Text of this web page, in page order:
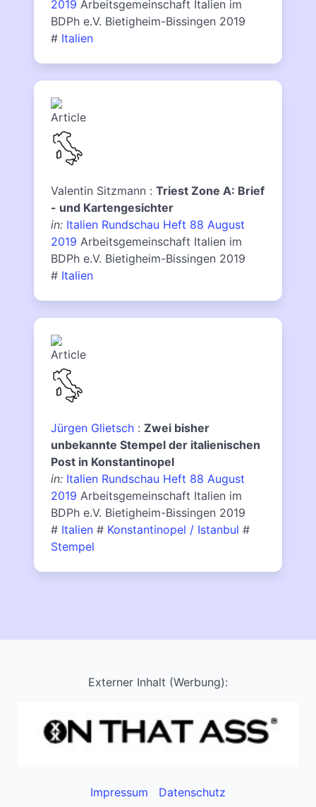
2019 Arbeitsgemeinschaft Italien im
BDPh e.V. Bietigheim-Bissingen 2019
# Italien
Valentin Sitzmann : Triest Zone A: Brief
- und Kartengesichter
in: Italien Rundschau Heft 88 August
2019 Arbeitsgemeinschaft Italien im
BDPh e.V. Bietigheim-Bissingen 2019
# Italien
Jürgen Glietsch : Zwei bisher
unbekannte Stempel der italienischen
Post in Konstantinopel
in: Italien Rundschau Heft 88 August
2019 Arbeitsgemeinschaft Italien im
BDPh e.V. Bietigheim-Bissingen 2019
# Italien # Konstantinopel / Istanbul #
Stempel
Externer Inhalt (Werbung):
Impressum Datenschutz